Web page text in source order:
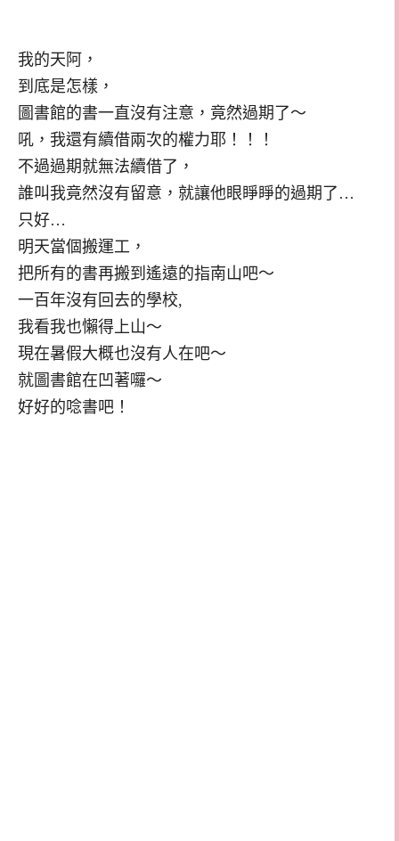
我的天阿，
到底是怎樣，
圖書館的書一直沒有注意，竟然過期了～
吼，我還有續借兩次的權力耶！！！
不過過期就無法續借了，
誰叫我竟然沒有留意，就讓他眼睜睜的過期了…
只好…
明天當個搬運工，
把所有的書再搬到遙遠的指南山吧～
一百年沒有回去的學校,
我看我也懶得上山～
現在暑假大概也沒有人在吧～
就圖書館在凹著囉～
好好的唸書吧！